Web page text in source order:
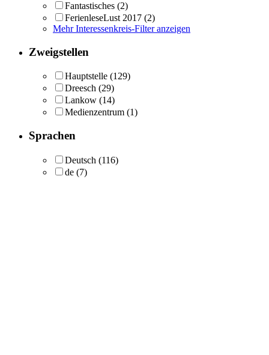
Fantastisches (2)
FerienleseLust 2017 (2)
Mehr Interessenkreis-Filter anzeigen
Zweigstellen
Hauptstelle (129)
Dreesch (29)
Lankow (14)
Medienzentrum (1)
Sprachen
Deutsch (116)
de (7)